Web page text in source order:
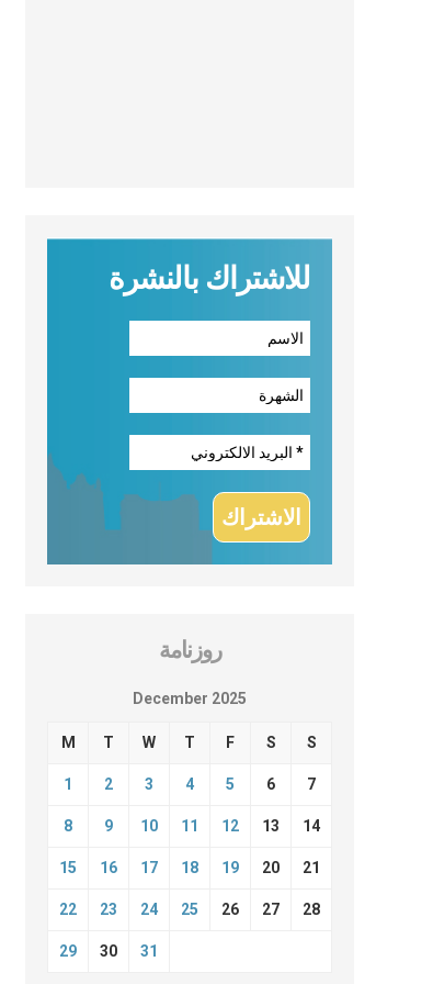
للاشتراك بالنشرة
روزنامة
December 2025
M T W T F S S
1 2 3 4 5 6 7
8 9 10 11 12 13 14
15 16 17 18 19 20 21
22 23 24 25 26 27 28
29 30 31